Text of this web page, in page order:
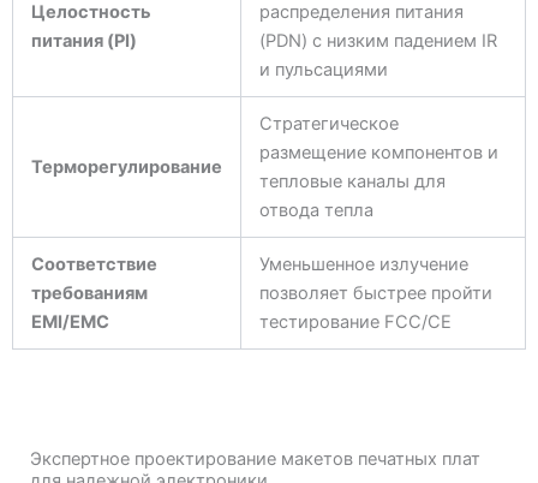
Целостность
питания (PI)
распределения питания
(PDN) с низким падением IR
и пульсациями
Терморегулирование
Стратегическое
размещение компонентов и
тепловые каналы для
отвода тепла
Соответствие
требованиям
EMI/EMC
Уменьшенное излучение
позволяет быстрее пройти
тестирование FCC/CE
Экспертное проектирование макетов печатных плат